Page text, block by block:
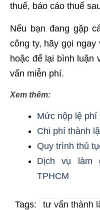
thuế, báo cáo thuế
Nếu bạn đang gặp
công ty, hãy gọi ngay
hoặc để lại bình
vấn miễn phí.
Xem thêm:
Mức nộp lệ phí
Chi phí thành
Quy trình thủ
Dịch vụ làm
TPHCM
Tags: tư vấn thành